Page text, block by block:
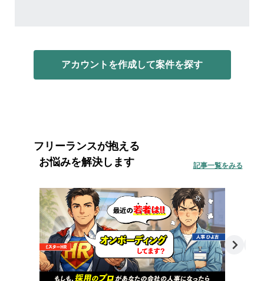
アカウントを作成して案件を探す
フリーランスが抱える
お悩みを解決します
記事一覧をみる